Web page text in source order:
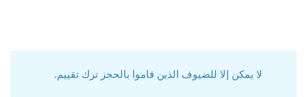
لا يمكن إلا للضيوف الذين قاموا بالحجز ترك تقييم.